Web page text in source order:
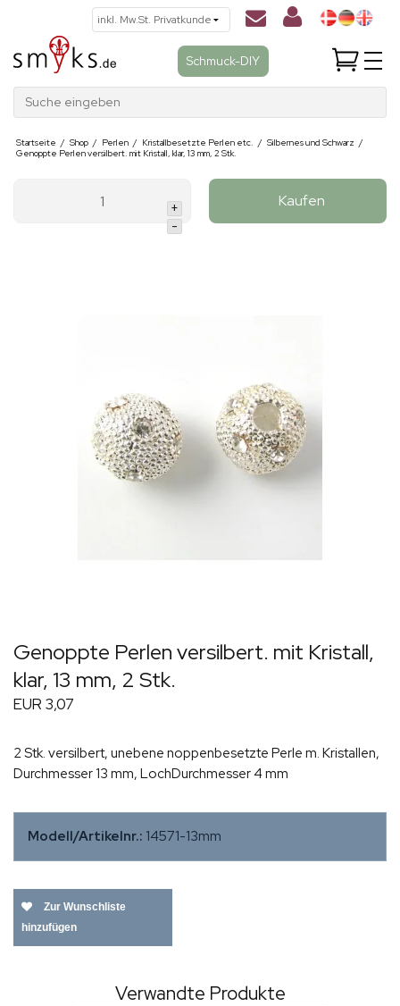
Schmuck-DIY
Suche eingeben
Startseite / Shop / Perlen / Kristallbesetzte Perlen etc. / Silbernes und Schwarz /
Genoppte Perlen versilbert. mit Kristall, klar, 13 mm, 2 Stk.
+
-
Kaufen
Genoppte Perlen versilbert. mit Kristall,
klar, 13 mm, 2 Stk.
EUR 3,07
2 Stk. versilbert, unebene noppenbesetzte Perle m. Kristallen,
Durchmesser 13 mm, LochDurchmesser 4 mm
Modell/Artikelnr.: 14571-13mm
Zur Wunschliste
hinzufügen
Verwandte Produkte